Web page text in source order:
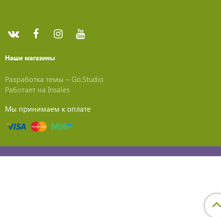
Наши магазины
Разработка темы – Go.Studio
Работает на Insales
Мы принимаем к оплате